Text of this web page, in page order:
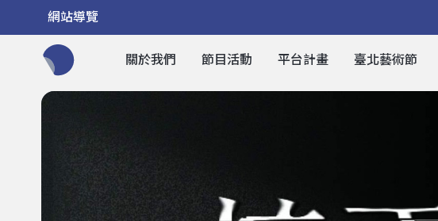
網站導覽
關於我們 節目活動 平台計畫 臺北藝術節